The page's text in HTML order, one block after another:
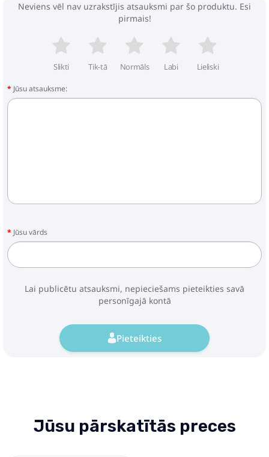
Neviens vēl nav uzrakstījis atsauksmi par šo produktu. Esi
pirmais!
Slikti Tik-tā Normāls Labi Lieliski
Jūsu atsauksme:
Jūsu vārds
Lai publicētu atsauksmi, nepieciešams pieteikties savā
personīgajā kontā
Pieteikties
Jūsu pārskatītās preces